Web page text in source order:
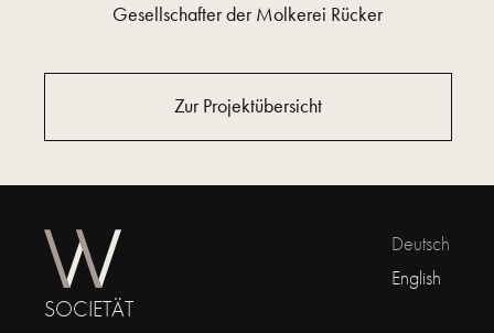
Gesellschafter der Molkerei Rücker
Zur Projektübersicht
Deutsch
English
SOCIETÄT